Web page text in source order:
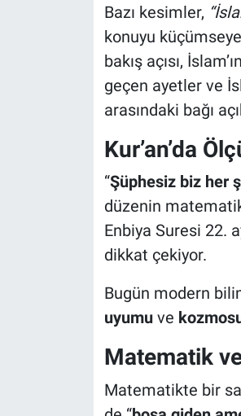
Bazı kesimler,
konuyu
bakış açısı,
geçen ayetler ve
arasındaki bağı
Kur’an’da
“Şüphesiz biz her
düzenin
Enbiya Suresi 22.
dikkat çekiyor.
Bugün modern
uyumuve
Matematik
Matematikte bir